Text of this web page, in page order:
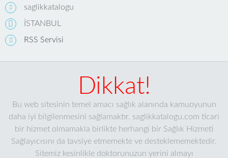
saglikkatalogu
İSTANBUL
RSS Servisi
Dikkat!
Bu web sitesinin temel amacı sağlık alanında kamuoyunun
daha iyi bilgilenmesini sağlamaktır. saglikkatalogu.com ticari
bir hizmet olmamakla birlikte herhangi bir Sağlık Hizmeti
Sağlayıcısını da tavsiye etmemekte ve desteklememektedir.
Sitemiz kesinlikle doktorunuzun yerini almayı